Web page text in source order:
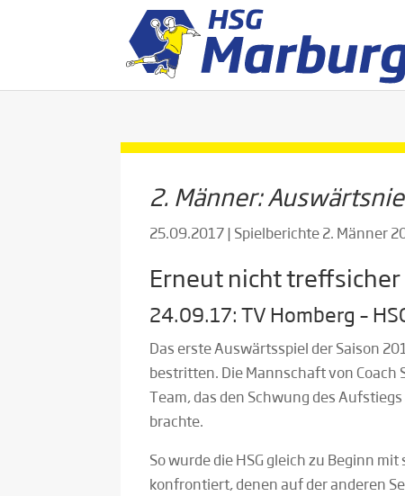
2. Männer:
25.09.2017| Spielberichte 2. Männer
Erneut nicht treffsicher
24.09.17: TV Homberg –
Das erste Auswärtsspiel der Saison
bestritten. Die Mannschaft von
Team, das den Schwung des
brachte.
So wurde die HSG gleich zu Beginn
konfrontiert, denen auf der anderen